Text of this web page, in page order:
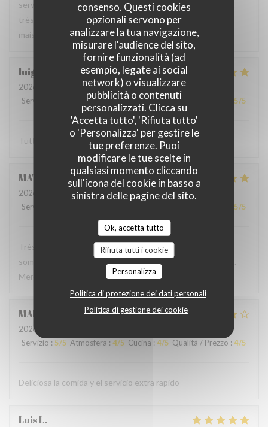
consenso. Questi cookies
opzionali servono per
analizzare la tua navigazione,
misurare l'audience del sito,
fornire funzionalità (ad
esempio, legate ai social
network) o visualizzare
pubblicità o contenuti
personalizzati. Clicca su
'Accetta tutto', 'Rifiuta tutto'
o 'Personalizza' per gestire le
tue preferenze. Puoi
modificare le tue scelte in
qualsiasi momento cliccando
sull'icona del cookie in basso a
sinistra delle pagine del sito.
Ok, accetta tutto
Rifiuta tutti i cookie
Personalizza
Politica di protezione dei dati personali
Politica di gestione dei cookie
serveur très agréable, les plats sont bien servis et surtout
très bons. Mention spéciale pour la mousse au chocolat
maison !
luigi
2026-06-07
- 14:30 - Ospiti 2
Servizio
Atmosfera: 5/5 Cucina: 5/5 Qualità / Prezzo 5/5
Tutto molto buono. Carbonade buonissima
MATHIEU
2026-06-07
- 19:00 - Ospiti 2
Servizio
5/5
Très bonne soirée dans cet établissement où nous nous
sommes régalés avec des plats authentiques de Bruxelles.
Merci à l'accueil ainsi qu'au service sans fausse note
MARCELA
2026-05-24
Servizio : 5/5 Atmosfera : 4/5 Cucina : 4/5 Qualità / Prezzo : 4/5
Deliciosa la comida y el servicio extra rapido
LuisL